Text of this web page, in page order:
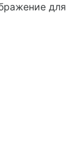
для